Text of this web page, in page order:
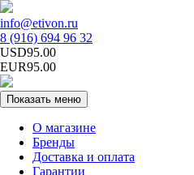
info@etivon.ru
8 (916) 694 96 32
USD95.00
EUR95.00
Показать меню
О магазине
Бренды
Доставка и оплата
Гарантии